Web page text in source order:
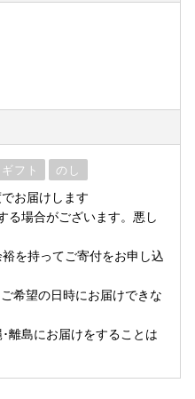
ギフト のし
お届けします
る場合がございます。悪し
を持ってご寄付をお申し込
希望の日時にお届けできな
離島にお届けをすることは